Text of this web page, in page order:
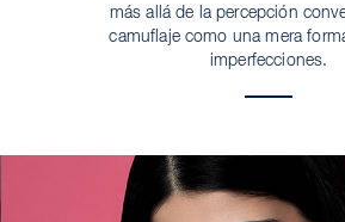
más allá de la percepción
camuflaje como una mera
imperfecciones.